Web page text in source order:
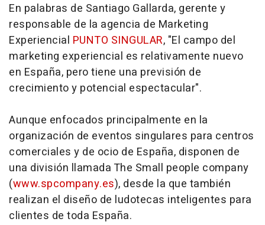
En palabras de Santiago Gallarda, gerente y
responsable de la agencia de Marketing
Experiencial PUNTO SINGULAR, "El campo del
marketing experiencial es relativamente nuevo
en España, pero tiene una previsión de
crecimiento y potencial espectacular".
Aunque enfocados principalmente en la
organización de eventos singulares para centros
comerciales y de ocio de España, disponen de
una división llamada The Small people company
(www.spcompany.es), desde la que también
realizan el diseño de ludotecas inteligentes para
clientes de toda España.